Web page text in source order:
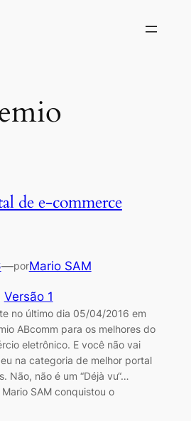
de e-commerce
—porMario SAM
Versão 1
no último dia 05/04/2016 em
ABcomm para os melhores do
eletrônico. E você não vai
na categoria de melhor portal
Não, não é um “Déjà vu“…
SAM conquistou o